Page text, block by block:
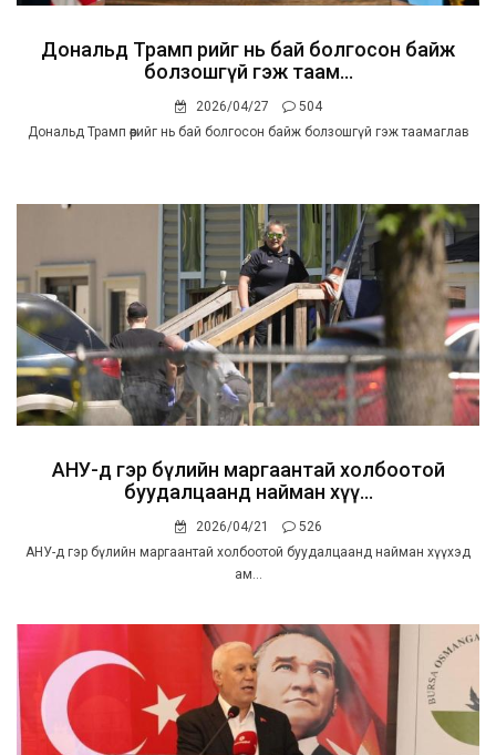
Дональд Трамп өөрийг нь бай болгосон байж
болзошгүй гэж таам...
2026/04/27
504
Дональд Трамп өөрийг нь бай болгосон байж болзошгүй гэж таамаглав
АНУ-д гэр бүлийн маргаантай холбоотой
буудалцаанд найман хүү...
2026/04/21
526
АНУ-д гэр бүлийн маргаантай холбоотой буудалцаанд найман хүүхэд
ам...